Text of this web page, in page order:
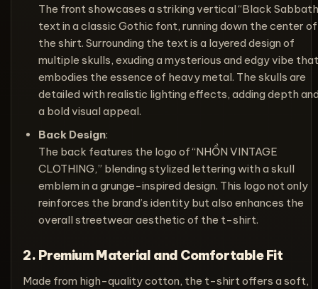
The front showcases a striking vertical “Black
text in a classic Gothic font, running down the center of
the shirt. Surrounding the text is a layered design of
multiple skulls, exuding a mysterious and edgy vibe that
embodies the essence of heavy metal. The skulls are
detailed with realistic lighting effects, adding depth
a bold visual appeal.
Back Design:
The back features the logo of “NHỒN VINTAGE
CLOTHING,” blending stylized lettering with a skull
emblem in a grunge-inspired design. This logo not only
reinforces the brand’s identity but also enhances the
overall streetwear aesthetic of the t-shirt.
2. Premium Material and Comfortable Fit
Made from high-quality cotton, the t-shirt offers a soft,